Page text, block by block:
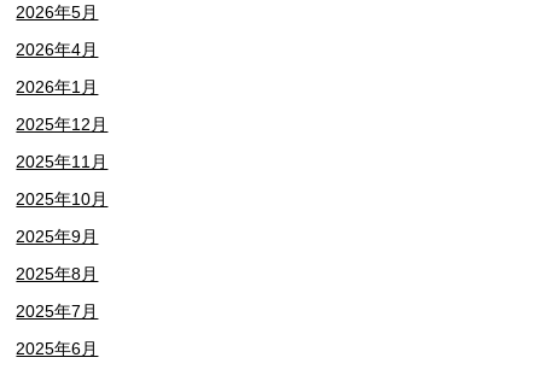
2026年5月
2026年4月
2026年1月
2025年12月
2025年11月
2025年10月
2025年9月
2025年8月
2025年7月
2025年6月